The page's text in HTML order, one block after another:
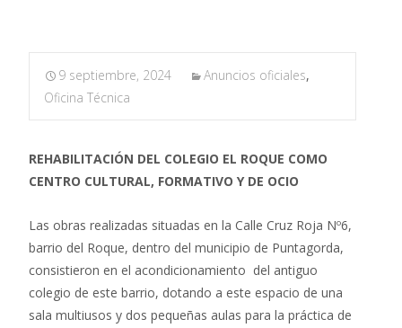
9 septiembre, 2024 Anuncios oficiales,
Oficina Técnica
REHABILITACIÓN DEL COLEGIO EL ROQUE COMO
CENTRO CULTURAL, FORMATIVO Y DE OCIO
Las obras realizadas situadas en la Calle Cruz Roja Nº6,
barrio del Roque, dentro del municipio de Puntagorda,
consistieron en el acondicionamiento del antiguo
colegio de este barrio, dotando a este espacio de una
sala multiusos y dos pequeñas aulas para la práctica de